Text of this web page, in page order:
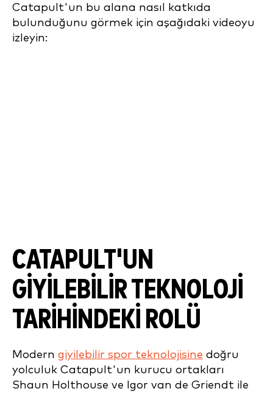
Catapult'un bu alana nasıl katkıda
bulunduğunu görmek için aşağıdaki videoyu
izleyin:
CATAPULT'UN
GIYILEBILIR TEKNOLOJI
TARIHINDEKI ROLÜ
Modern giyilebilir spor teknolojisine doğru
yolculuk Catapult'un kurucu ortakları
Shaun Holthouse ve Igor van de Griendt ile